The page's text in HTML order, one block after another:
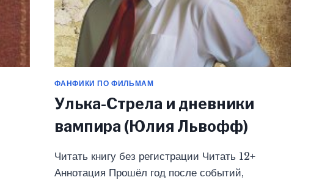
ФАНФИКИ ПО ФИЛЬМАМ
Улька-Стрела и дневники
вампира (Юлия Львофф)
Читать книгу без регистрации Читать 12+
Аннотация Прошёл год после событий,